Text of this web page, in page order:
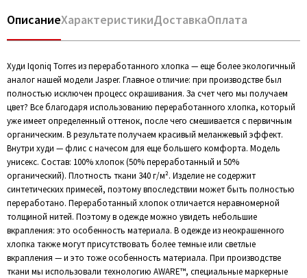
ОписаниеХарактеристикиДоставкаОплата
Худи Iqoniq Torres из переработанного хлопка — еще более экологичный
аналог нашей модели Jasper. Главное отличие: при производстве был
полностью исключен процесс окрашивания. За счет чего мы получаем
цвет? Все благодаря использованию переработанного хлопка, который
уже имеет определенный оттенок, после чего смешивается с первичным
органическим. В результате получаем красивый меланжевый эффект.
Внутри худи — флис с начесом для еще большего комфорта. Модель
унисекс. Состав: 100% хлопок (50% переработанный и 50%
органический). Плотность ткани 340 г/м². Изделие не содержит
синтетических примесей, поэтому впоследствии может быть полностью
переработано. Переработанный хлопок отличается неравномерной
толщиной нитей. Поэтому в одежде можно увидеть небольшие
вкрапления: это особенность материала. В одежде из неокрашенного
хлопка также могут присутствовать более темные или светлые
вкрапления — и это тоже особенность материала. При производстве
ткани мы использовали технологию AWARE™, специальные маркерные